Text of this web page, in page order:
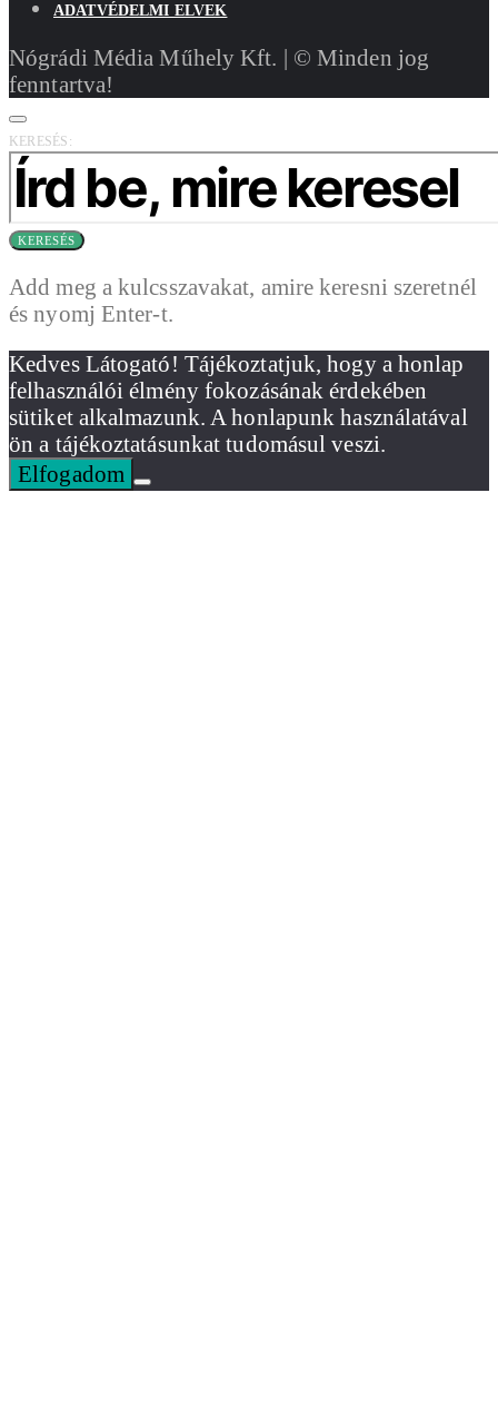
ADATVÉDELMI ELVEK
Nógrádi Média Műhely Kft. | © Minden jog
fenntartva!
KERESÉS:
KERESÉS
Add meg a kulcsszavakat, amire keresni szeretnél
és nyomj Enter-t.
Kedves Látogató! Tájékoztatjuk, hogy a honlap
felhasználói élmény fokozásának érdekében
sütiket alkalmazunk. A honlapunk használatával
ön a tájékoztatásunkat tudomásul veszi.
Elfogadom